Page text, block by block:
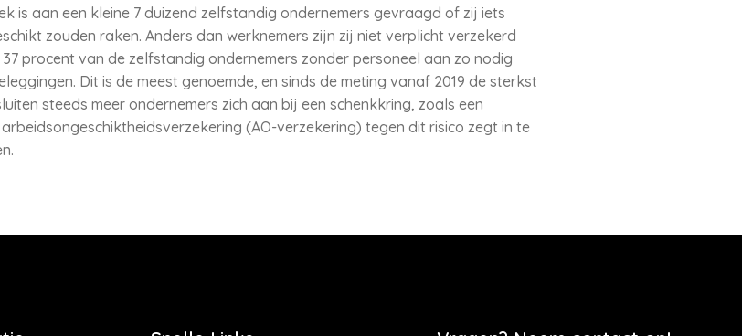
is aan een kleine 7 duizend zelfstandig ondernemers gevraagd of zij iets
zouden raken. Anders dan werknemers zijn zij niet verplicht verzekerd
procent van de zelfstandig ondernemers zonder personeel aan zo nodig
Dit is de meest genoemde, en sinds de meting vanaf 2019 de sterkst
steeds meer ondernemers zich aan bij een schenkkring, zoals een
(AO-verzekering) tegen dit risico zegt in te